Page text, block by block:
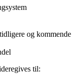
og kommende
til: